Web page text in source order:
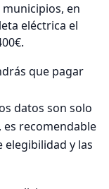
en
eléctrica el
que pagar
datos son solo
recomendable
y las